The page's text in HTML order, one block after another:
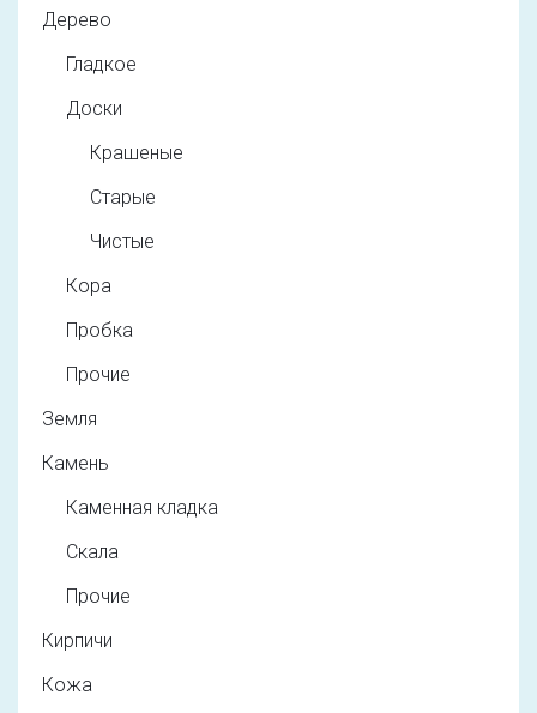
Дерево
Гладкое
Доски
Крашеные
Старые
Чистые
Кора
Пробка
Прочие
Земля
Камень
Каменная кладка
Скала
Прочие
Кирпичи
Кожа